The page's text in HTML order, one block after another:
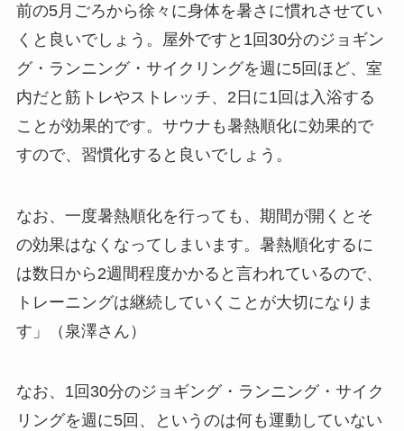
前の5月ごろから徐々に身体を暑さに慣れさせてい
くと良いでしょう。屋外ですと1回30分のジョギン
グ・ランニング・サイクリングを週に5回ほど、室
内だと筋トレやストレッチ、2日に1回は入浴する
ことが効果的です。サウナも暑熱順化に効果的で
すので、習慣化すると良いでしょう。
なお、一度暑熱順化を行っても、期間が開くとそ
の効果はなくなってしまいます。暑熱順化するに
は数日から2週間程度かかると言われているので、
トレーニングは継続していくことが大切になりま
す」（泉澤さん）
なお、1回30分のジョギング・ランニング・サイク
リングを週に5回、というのは何も運動していない